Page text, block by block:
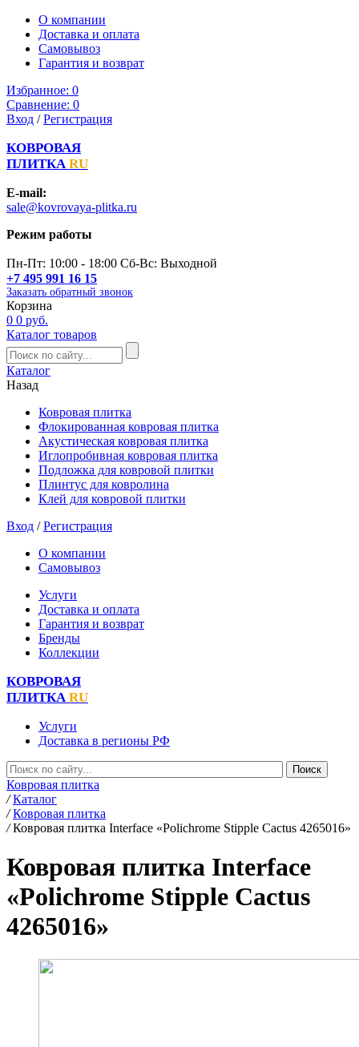
О компании
Доставка и оплата
Самовывоз
Гарантия и возврат
Избранное: 0
Сравнение: 0
Вход /Регистрация
КОВРОВАЯ
ПЛИТКА RU
E-mail:
sale@kovrovaya-plitka.ru
Режим работы
Пн-Пт: 10:00 - 18:00 Сб-Вс: Выходной
+7 495 991 16 15
Заказать обратный звонок
Корзина
0 0 руб.
Каталог товаров
Каталог
Назад
Ковровая плитка
Флокированная ковровая плитка
Акустическая ковровая плитка
Иглопробивная ковровая плитка
Подложка для ковровой плитки
Плинтус для ковролина
Клей для ковровой плитки
Вход /Регистрация
О компании
Самовывоз
Услуги
Доставка и оплата
Гарантия и возврат
Бренды
Коллекции
КОВРОВАЯ
ПЛИТКА RU
Услуги
Доставка в регионы РФ
Ковровая плитка
/ Каталог
/ Ковровая плитка
/ Ковровая плитка Interface «Polichrome Stipple Cactus 4265016»
Ковровая плитка Interface
«Polichrome Stipple Cactus
4265016»